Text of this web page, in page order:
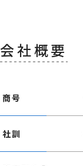
会社概要
商号
社訓